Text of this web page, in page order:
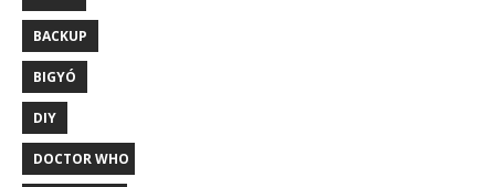
BACKUP
BIGYÓ
DIY
DOCTOR WHO